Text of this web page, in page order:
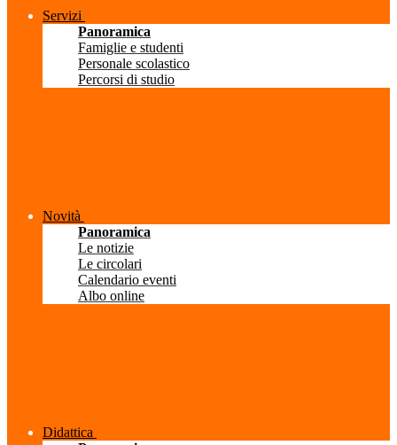
Servizi
Panoramica
Famiglie e studenti
Personale scolastico
Percorsi di studio
Novità
Panoramica
Le notizie
Le circolari
Calendario eventi
Albo online
Didattica